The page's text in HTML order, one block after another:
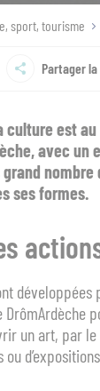
sport, tourisme
Partager
culture est
avec un
nombre
ses formes.
développées
DrômArdèche
un art, par
d’expositions.